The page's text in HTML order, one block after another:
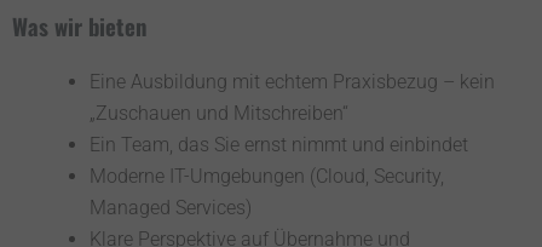
Was wir bieten
Eine Ausbildung mit echtem Praxisbezug – kein
„Zuschauen und Mitschreiben“
Ein Team, das Sie ernst nimmt und einbindet
Moderne IT-Umgebungen (Cloud, Security,
Managed Services)
Klare Perspektive auf Übernahme und